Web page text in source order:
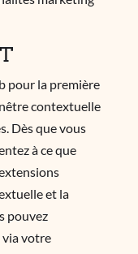
pour la première
contextuelle
Dès que vous
à ce que
et la
pouvez
via votre